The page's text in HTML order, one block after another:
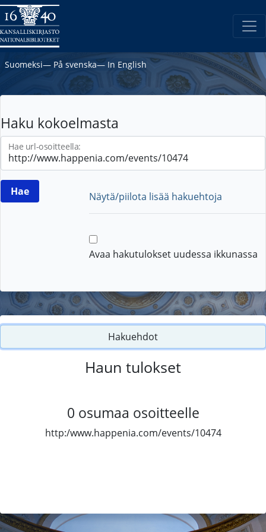
Suomeksi― På svenska― In English
Haku kokoelmasta
Hae url-osoitteella:
Näytä/piilota lisää hakuehtoja
Avaa hakutulokset uudessa ikkunassa
Hakuehdot
Haun tulokset
0 osumaa osoitteelle
http:/www.happenia.com/events/10474